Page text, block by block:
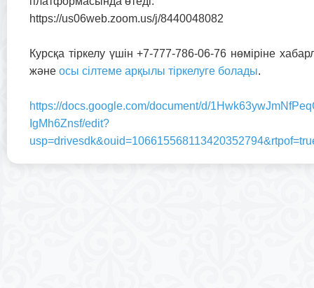
https://us06web.zoom.us/j/8440048082
Курсқа тіркелу үшін +7-777-786-06-76 нөміріне
және осы сілтеме арқылы тіркелуге болады.
https://docs.google.com/document/d/
IgMh6Znsf/edit?